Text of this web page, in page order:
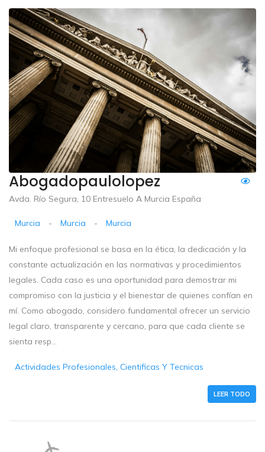
Abogadopaulolopez
Avda. Río Segura, 10 Entresuelo A Murcia España
Murcia - Murcia - Murcia
Mi enfoque profesional se basa en la ética, la dedicación y la
constante actualización en las normativas y procedimientos
legales. Cada caso es una oportunidad para demostrar mi
compromiso con la justicia y el bienestar de quienes confían en
mí. Como abogado, considero fundamental ofrecer un servicio
legal claro, transparente y cercano, para que cada cliente se
sienta resp...
Actividades Profesionales, Cientificas Y Tecnicas
LEER TODO